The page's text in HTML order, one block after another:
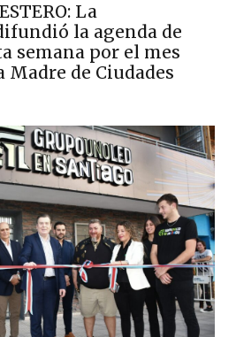
La
la agenda de
semana por el mes
Madre de Ciudades